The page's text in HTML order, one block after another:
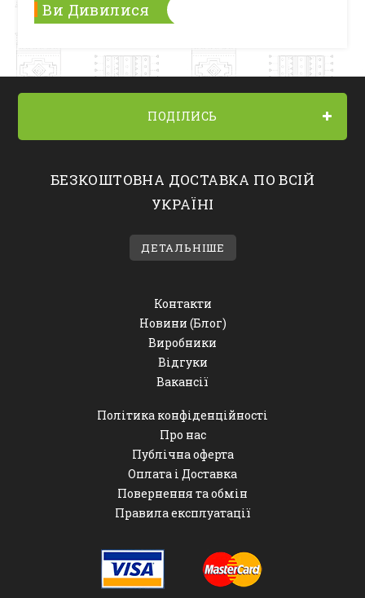
Ви Дивилися
ПОДІЛИСЬ
БЕЗКОШТОВНА ДОСТАВКА ПО ВСІЙ
УКРАЇНІ
ДЕТАЛЬНІШЕ
Контакти
Новини (Блог)
Виробники
Відгуки
Вакансії
Політика конфіденційності
Про нас
Публічна оферта
Оплата і Доставка
Повернення та обмін
Правила експлуатації